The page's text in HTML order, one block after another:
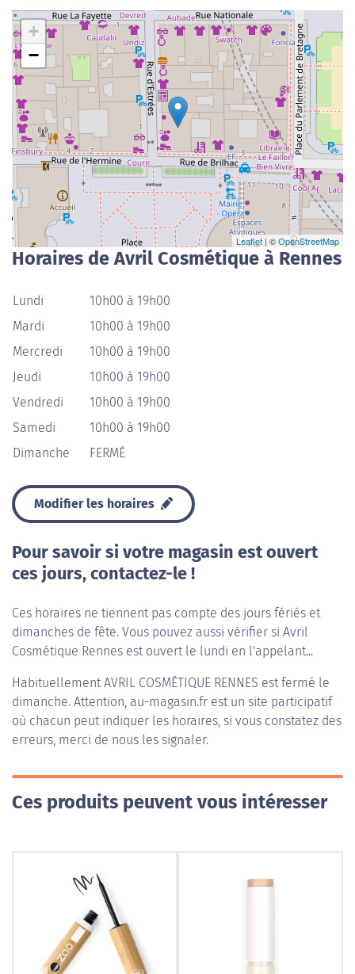
+
−
Leaflet | ©OpenStreetMap
Horaires de Avril Cosmétique à Rennes
Lundi
10h00 à 19h00
Mardi
10h00 à 19h00
Mercredi
10h00 à 19h00
Jeudi
10h00 à 19h00
Vendredi
10h00 à 19h00
Samedi
10h00 à 19h00
Dimanche
FERMÉ
Modifier les horaires
Pour savoir si votre magasin est ouvert
ces jours, contactez-le !
Ces horaires ne tiennent pas compte des jours fériés et
dimanches de fête. Vous pouvez aussi vérifier si Avril
Cosmétique Rennes est ouvert le lundi en l'appelant...
HabituellementAVRIL COSMÉTIQUE RENNES est fermé le
dimanche. Attention, au-magasin.fr est un site participatif
où chacun peut indiquer les horaires, si vous constatez des
erreurs, merci de nous les signaler.
Ces produits peuvent vous intéresser